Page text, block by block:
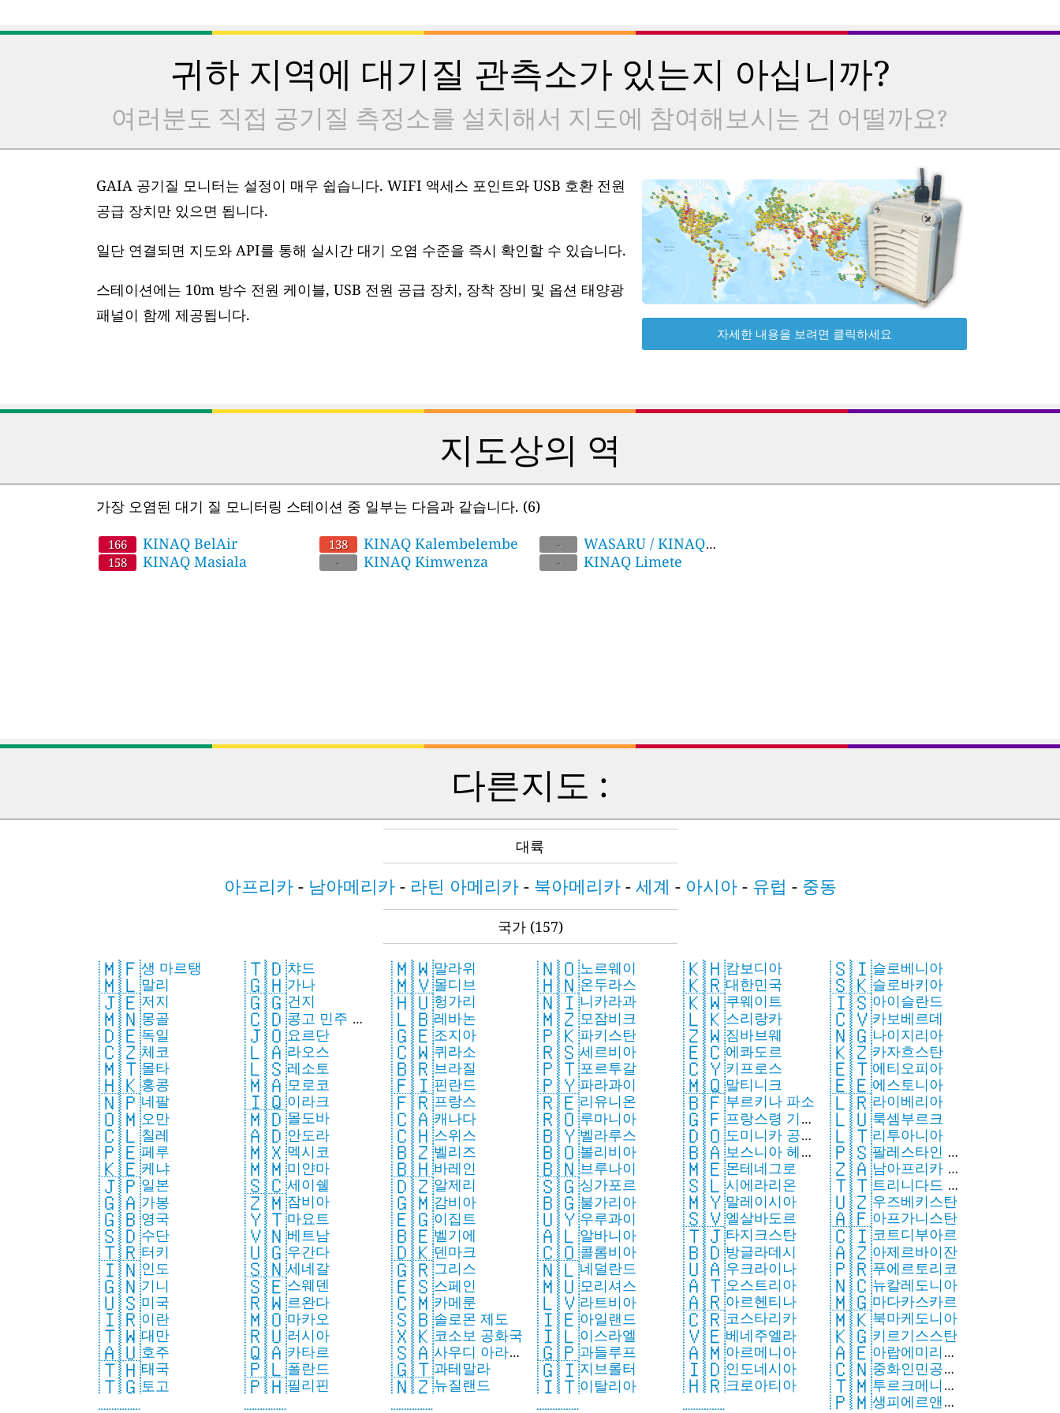
귀하 지역에 대기질 관측소가 있는지 아십니까?
여러분도 직접 공기질 측정소를 설치해서 지도에 참여해보시는 건 어떨까요?
GAIA 공기질 모니터는 설정이 매우 쉽습니다. WIFI 액세스 포인트와 USB 호환 전원
공급 장치만 있으면 됩니다.
일단 연결되면 지도와 API를 통해 실시간 대기 오염 수준을 즉시 확인할 수 있습니다.
스테이션에는 10m 방수 전원 케이블, USB 전원 공급 장치, 장착 장비 및 옵션 태양광
패널이 함께 제공됩니다.
자세한 내용을 보려면 클릭하세요
지도상의 역
가장 오염된 대기 질 모니터링 스테이션 중 일부는 다음과 같습니다. (6)
166 KINAQ BelAir
158 KINAQ Masiala
138 KINAQ Kalembelembe
- KINAQ Kimwenza
-
WASARU / KINAQ
Huilleries
- KINAQ Limete
다른지도 :
대륙
아프리카- 남아메리카- 라틴 아메리카- 북아메리카- 세계 - 아시아- 유럽 - 중동
국가(157)
🇲🇫생 마르탱
🇲🇱말리
🇯🇪저지
🇲🇳몽골
🇩🇪독일
🇨🇿체코
🇲🇹몰타
🇭🇰홍콩
🇳🇵네팔
🇴🇲오만
🇨🇱칠레
🇵🇪페루
🇰🇪케냐
🇯🇵일본
🇬🇦가봉
🇬🇧영국
🇸🇩수단
🇹🇷터키
🇮🇳인도
🇬🇳기니
🇺🇸미국
🇮🇷이란
🇹🇼대만
🇦🇺호주
🇹🇭태국
🇹🇬토고
🇹🇩챠드
🇬🇭가나
🇬🇬건지
🇨🇩콩고 민주 공
화국
🇯🇴요르단
🇱🇦라오스
🇱🇸레소토
🇲🇦모로코
🇮🇶이라크
🇲🇩몰도바
🇦🇩안도라
🇲🇽멕시코
🇲🇲미얀마
🇸🇨세이쉘
🇿🇲잠비아
🇾🇹마요트
🇻🇳베트남
🇺🇬우간다
🇸🇳세네갈
🇸🇪스웨덴
🇷🇼르완다
🇲🇴마카오
🇷🇺러시아
🇶🇦카타르
🇵🇱폴란드
🇵🇭필리핀
🇲🇼말라위
🇲🇻몰디브
🇭🇺헝가리
🇱🇧레바논
🇬🇪조지아
🇨🇼퀴라소
🇧🇷브라질
🇫🇮핀란드
🇫🇷프랑스
🇨🇦캐나다
🇨🇭스위스
🇧🇿벨리즈
🇧🇭바레인
🇩🇿알제리
🇬🇲감비아
🇪🇬이집트
🇧🇪벨기에
🇩🇰덴마크
🇬🇷그리스
🇪🇸스페인
🇨🇲카메룬
🇸🇧솔로몬 제도
🇽🇰코소보 공화국
🇸🇦사우디 아라비
아
🇬🇹과테말라
🇳🇿뉴질랜드
🇳🇴노르웨이
🇭🇳온두라스
🇳🇮니카라과
🇲🇿모잠비크
🇵🇰파키스탄
🇷🇸세르비아
🇵🇹포르투갈
🇵🇾파라과이
🇷🇪리유니온
🇷🇴루마니아
🇧🇾벨라루스
🇧🇴볼리비아
🇧🇳브루나이
🇸🇬싱가포르
🇧🇬불가리아
🇺🇾우루과이
🇦🇱알바니아
🇨🇴콜롬비아
🇳🇱네덜란드
🇲🇺모리셔스
🇱🇻라트비아
🇮🇪아일랜드
🇮🇱이스라엘
🇬🇵과들루프
🇬🇮지브롤터
🇮🇹이탈리아
🇰🇭캄보디아
🇰🇷대한민국
🇰🇼쿠웨이트
🇱🇰스리랑카
🇿🇼짐바브웨
🇪🇨에콰도르
🇨🇾키프로스
🇲🇶말티니크
🇧🇫부르키나 파소
🇬🇫프랑스령 기아
나
🇩🇴도미니카 공화
국
🇧🇦보스니아 헤르
체고비나
🇲🇪몬테네그로
🇸🇱시에라리온
🇲🇾말레이시아
🇸🇻엘살바도르
🇹🇯타지크스탄
🇧🇩방글라데시
🇺🇦우크라이나
🇦🇹오스트리아
🇦🇷아르헨티나
🇨🇷코스타리카
🇻🇪베네주엘라
🇦🇲아르메니아
🇮🇩인도네시아
🇭🇷크로아티아
🇸🇮슬로베니아
🇸🇰슬로바키아
🇮🇸아이슬란드
🇨🇻카보베르데
🇳🇬나이지리아
🇰🇿카자흐스탄
🇪🇹에티오피아
🇪🇪에스토니아
🇱🇷라이베리아
🇱🇺룩셈부르크
🇱🇹리투아니아
🇵🇸팔레스타인 지
구
🇿🇦남아프리카 공
화국
🇹🇹트리니다드 토
바고
🇺🇿우즈베키스탄
🇦🇫아프가니스탄
🇨🇮코트디부아르
🇦🇿아제르바이잔
🇵🇷푸에르토리코
🇳🇨뉴칼레도니아
🇲🇬마다카스카르
🇲🇰북마케도니아
🇰🇬키르기스스탄
🇦🇪아랍에미리트
연합
🇨🇳중화인민공화
국
🇹🇲투르크메니스
탄
🇵🇲생피에르앤드